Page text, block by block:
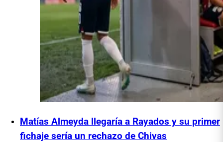
Matías Almeyda llegaría a Rayados y su primer
fichaje sería un rechazo de Chivas